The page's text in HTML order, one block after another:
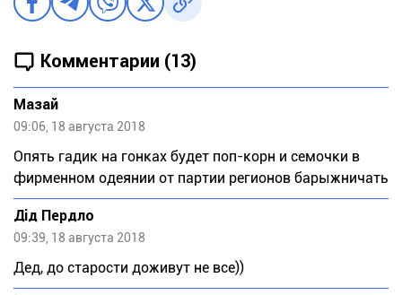
Комментарии (13)
Мазай
09:06, 18 августа 2018
Опять гадик на гонках будет поп-корн и семочки в
фирменном одеянии от партии регионов барыжничать
Дід Пердло
09:39, 18 августа 2018
Дед, до старости доживут не все))